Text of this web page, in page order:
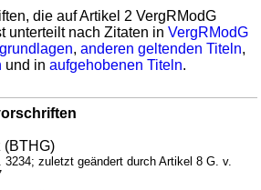
die auf Artikel 2 VergRModG
unterteilt nach Zitaten inVergRModG
,anderen geltenden Titeln,
und inaufgehobenen Titeln.
(BTHG)
zuletzt geändert durch Artikel 8 G. v.